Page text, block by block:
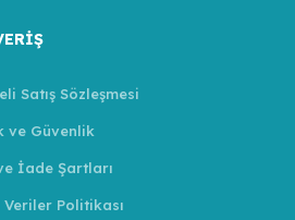
Satış Sözleşmesi
ve Güvenlik
İade Şartları
Veriler Politikası